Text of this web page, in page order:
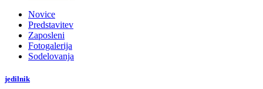
Novice
Predstavitev
Zaposleni
Fotogalerija
Sodelovanja
jedilnik